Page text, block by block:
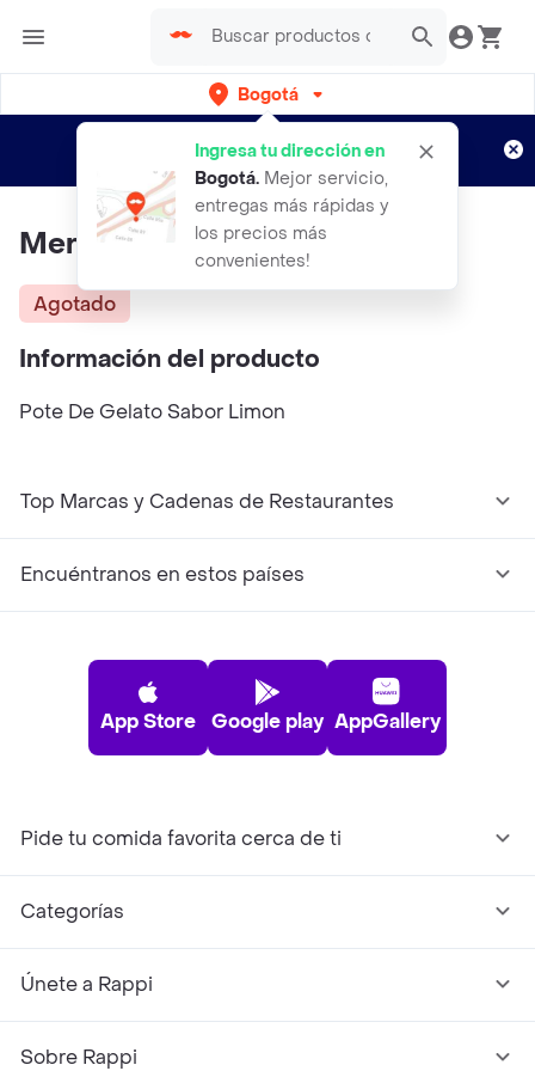
Bogotá
Ingresa tu dirección en
Bogotá. Mejor servicio,
entregas más rápidas y
los precios más
convenientes!
envíos gratis por semanas
Aplican TyC
Merka Orgánico Gelato Limon
Agotado
Información del producto
Pote De Gelato Sabor Limon
Top Marcas y Cadenas de Restaurantes
Encuéntranos en estos países
App Store Google play AppGallery
Pide tu comida favorita cerca de ti
Categorías
Únete a Rappi
Sobre Rappi